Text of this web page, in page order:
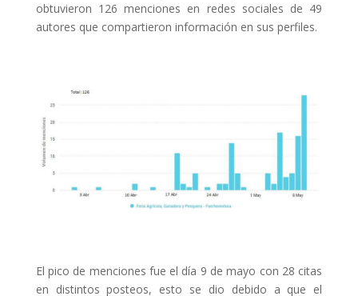
obtuvieron 126 menciones en redes sociales de 49
autores que compartieron información en sus perfiles.
El pico de menciones fue el día 9 de mayo con 28 citas
en distintos posteos, esto se dio debido a que el